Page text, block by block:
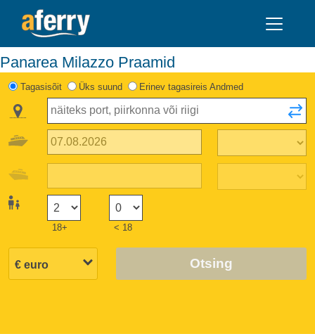
Panarea Milazzo Praamid
Tagasisõit Üks suund Erinev tagasireis Andmed
18+ < 18
Otsing